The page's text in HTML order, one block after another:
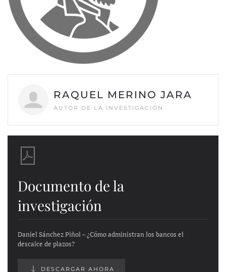
RAQUEL MERINO JARA
AUTOR DE LA INVESTIGACIÓN
Documento de la
investigación
Daniel Sánchez Piñol – ¿Cómo administran los bancos el
descalce de plazos?
DESCARGAR AHORA